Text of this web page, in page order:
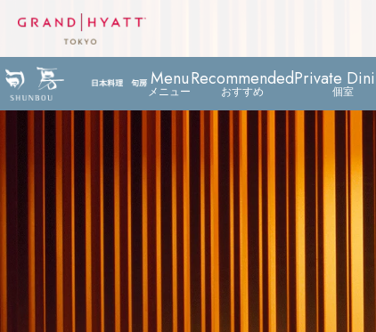
Menu
メニュー
Recommended
おすすめ
Private
個室